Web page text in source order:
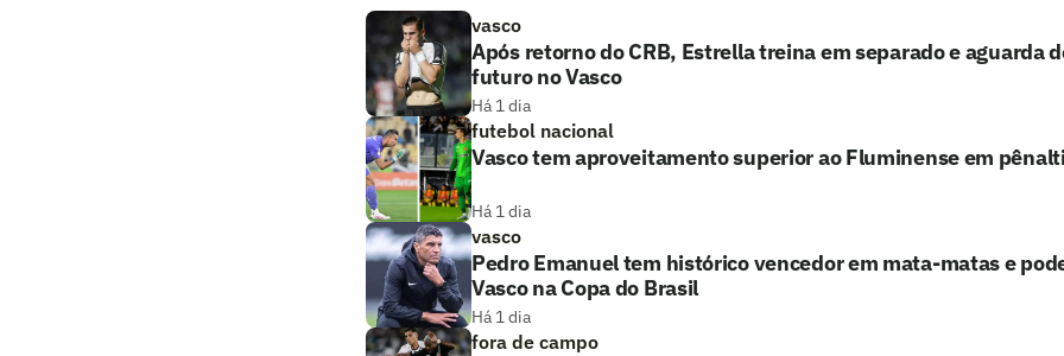
vasco
Após retorno do CRB, Estrella treina em separado e aguarda
futuro no Vasco
Há 1 dia
futebol nacional
Vasco tem aproveitamento superior ao Fluminense em
Há 1 dia
vasco
Pedro Emanuel tem histórico vencedor em mata-matas e
Vasco na Copa do Brasil
Há 1 dia
fora de campo